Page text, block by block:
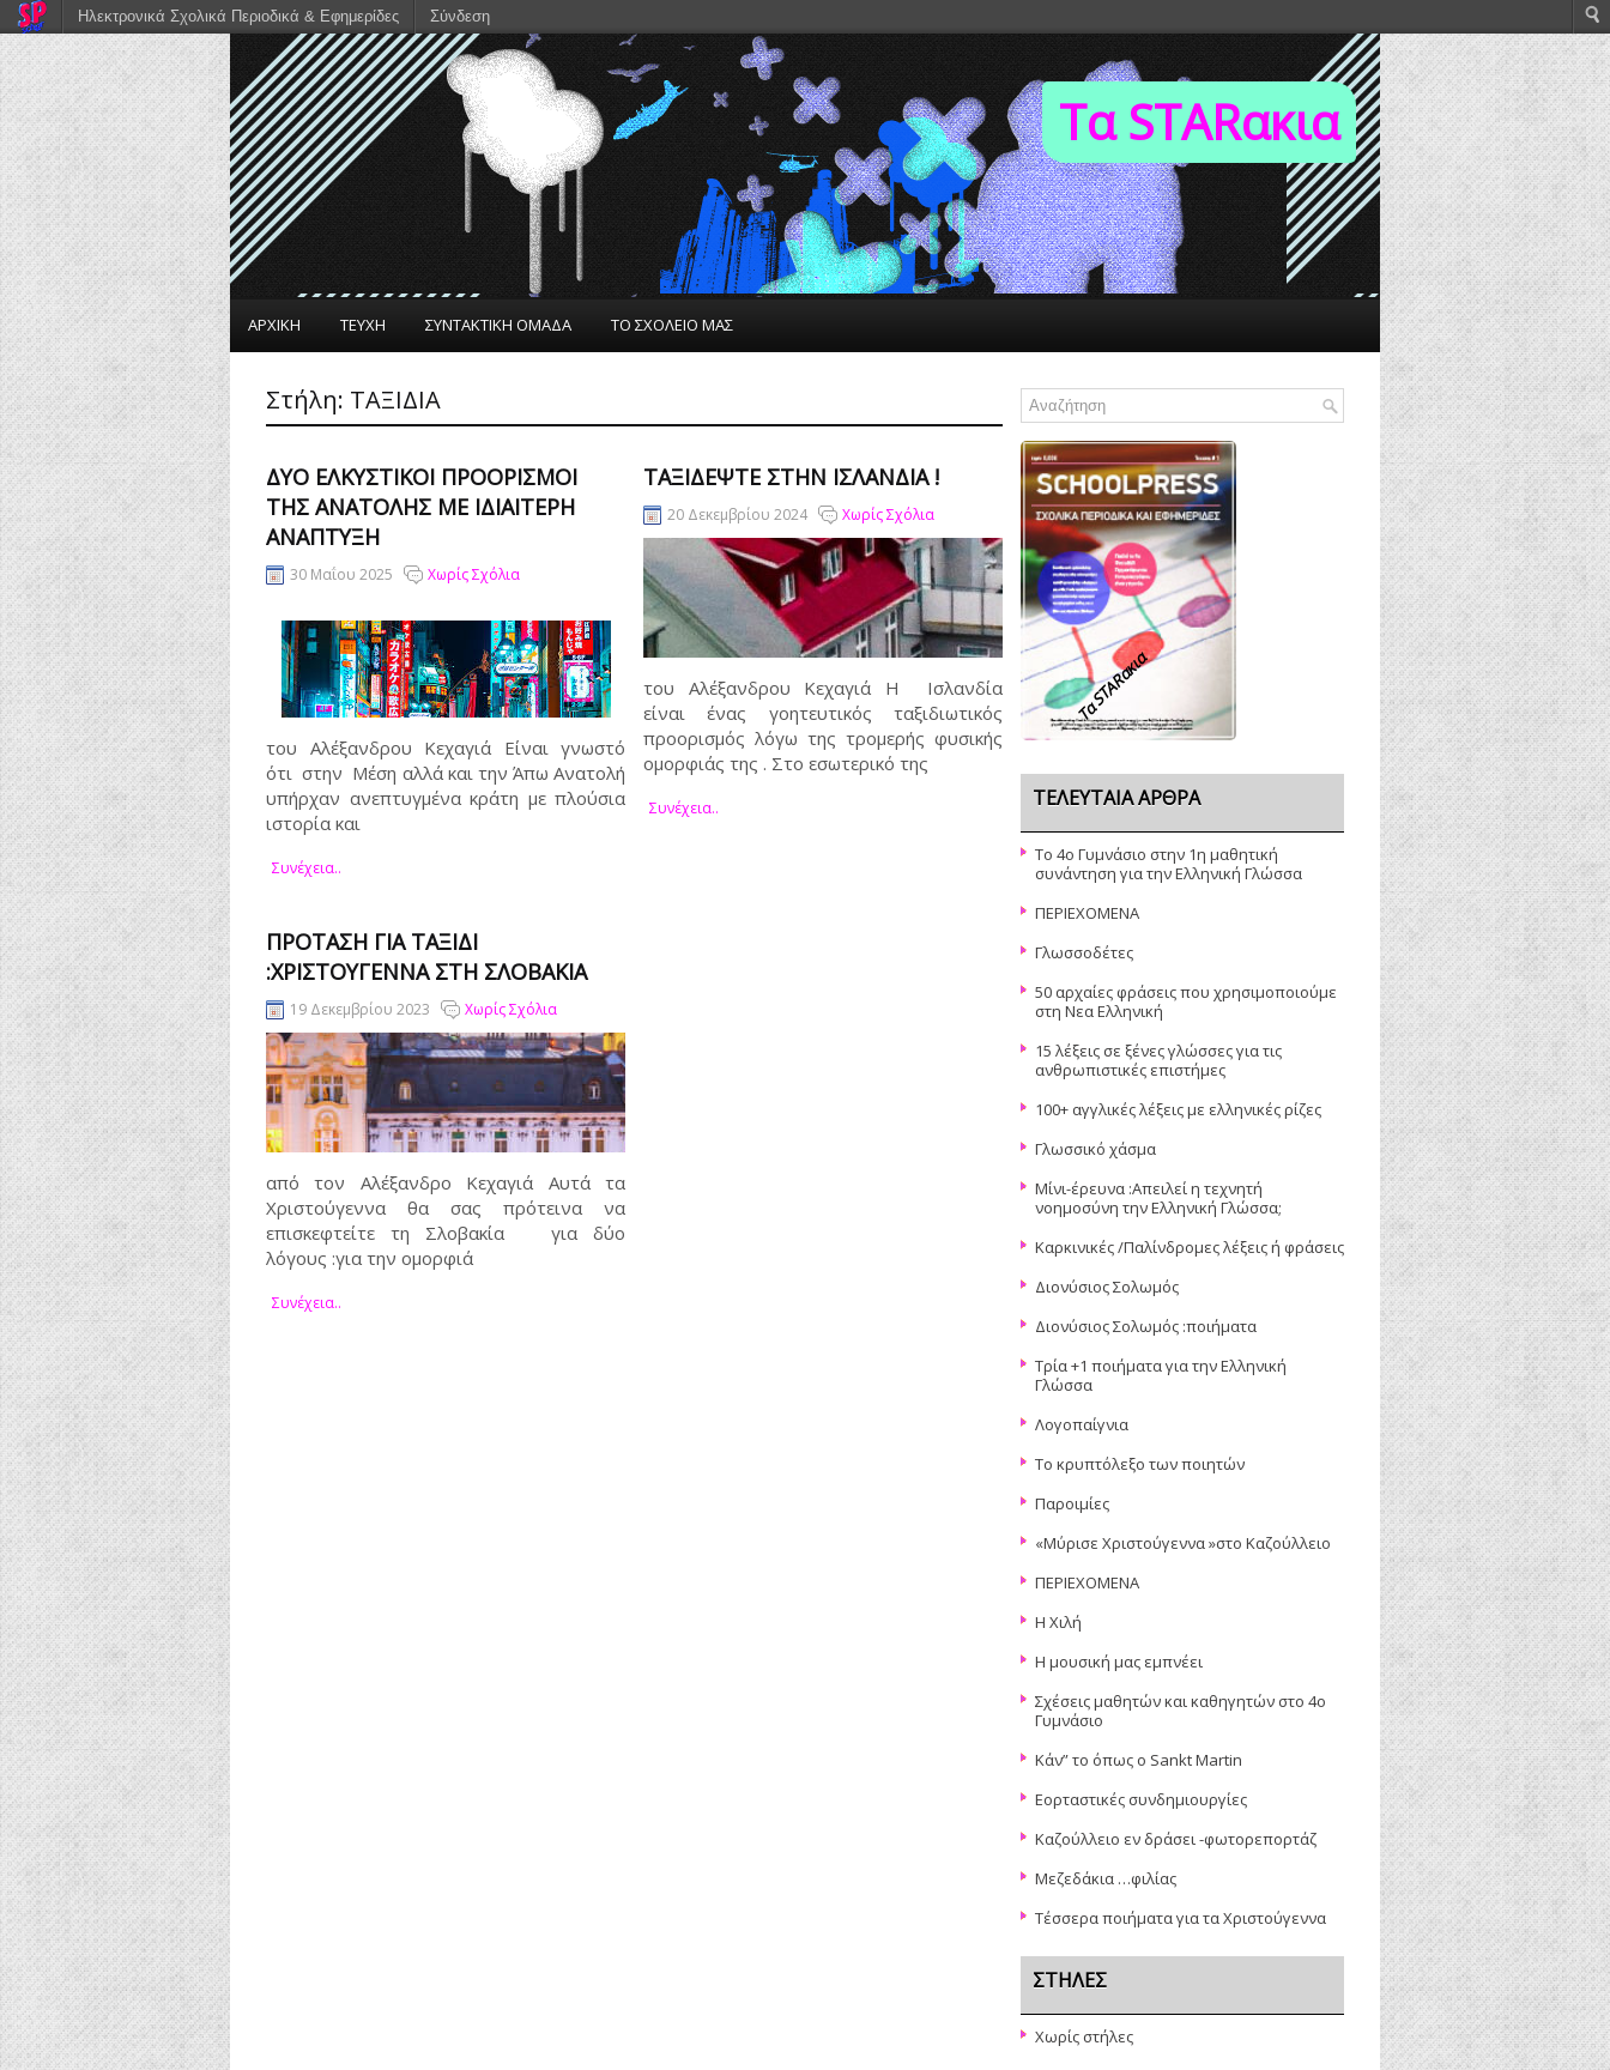
Τα STARακια
ΑΡΧΙΚΗ ΤΕΥΧΗ ΣΥΝΤΑΚΤΙΚΗ ΟΜΑΔΑ ΤΟ ΣΧΟΛΕΙΟ ΜΑΣ
Στήλη: ΤΑΞΙΔΙΑ
ΔΥΟ ΕΛΚΥΣΤΙΚΟΊ ΠΡΟΟΡΙΣΜΟΊ
ΤΗΣ ΑΝΑΤΟΛΉΣ ΜΕ ΙΔΙΑΊΤΕΡΗ
ΑΝΆΠΤΥΞΗ
30 Μαΐου 2025 Χωρίς Σχόλια
του Αλέξανδρου Κεχαγιά Είναι γνωστό
ότι στην Μέση αλλά και την Άπω Ανατολή
υπήρχαν ανεπτυγμένα κράτη με πλούσια
ιστορία και
Συνέχεια..
ΤΑΞΙΔΈΨΤΕ ΣΤΗΝ ΙΣΛΑΝΔΊΑ !
20 Δεκεμβρίου 2024 Χωρίς Σχόλια
του Αλέξανδρου Κεχαγιά Η Ισλανδία
είναι ένας γοητευτικός ταξιδιωτικός
προορισμός λόγω της τρομερής φυσικής
ομορφιάς της . Στο εσωτερικό της
Συνέχεια..
ΠΡΌΤΑΣΗ ΓΙΑ ΤΑΞΊΔΙ
:ΧΡΙΣΤΟΎΓΕΝΝΑ ΣΤΗ ΣΛΟΒΑΚΊΑ
19 Δεκεμβρίου 2023 Χωρίς Σχόλια
από τον Αλέξανδρο Κεχαγιά Αυτά τα
Χριστούγεννα θα σας πρότεινα να
επισκεφτείτε τη Σλοβακία για δύο
λόγους :για την ομορφιά
Συνέχεια..
Τα STARακια
ΤΕΛΕΥΤΑΊΑ ΆΡΘΡΑ
Το 4ο Γυμνάσιο στην 1η μαθητική
συνάντηση για την Ελληνική Γλώσσα
ΠΕΡΙΕΧΟΜΕΝΑ
Γλωσσοδέτες
50 αρχαίες φράσεις που χρησιμοποιούμε
στη Νεα Ελληνική
15 λέξεις σε ξένες γλώσσες για τις
ανθρωπιστικές επιστήμες
100+ αγγλικές λέξεις με ελληνικές ρίζες
Γλωσσικό χάσμα
Μίνι-έρευνα :Απειλεί η τεχνητή
νοημοσύνη την Ελληνική Γλώσσα;
Καρκινικές /Παλίνδρομες λέξεις ή φράσεις
Διονύσιος Σολωμός
Διονύσιος Σολωμός :ποιήματα
Τρία +1 ποιήματα για την Ελληνική
Γλώσσα
Λογοπαίγνια
Το κρυπτόλεξο των ποιητών
Παροιμίες
«Μύρισε Χριστούγεννα »στο Καζούλλειο
ΠΕΡΙΕΧΟΜΕΝΑ
Η Χιλή
Η μουσική μας εμπνέει
Σχέσεις μαθητών και καθηγητών στο 4ο
Γυμνάσιο
Κάν” το όπως ο Sankt Martin
Εορταστικές συνδημιουργίες
Καζούλλειο εν δράσει -φωτορεπορτάζ
Μεζεδάκια …φιλίας
Τέσσερα ποιήματα για τα Χριστούγεννα
ΣΤΉΛΕΣ
Χωρίς στήλες
Ηλεκτρονικά Σχολικά Περιοδικά & Εφημερίδες Σύνδεση